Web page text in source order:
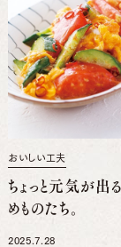
おいしい工夫
ちょっと元気が出
めものたち。
2025.7.28